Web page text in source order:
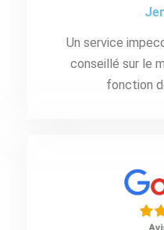
Un service
conseillé sur le
fonction